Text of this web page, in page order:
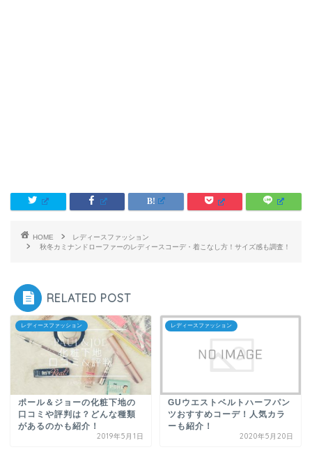
HOME
レディースファッション
秋冬カミナンドローファーのレディースコーデ・着こなし方！サイズ感も調査！
RELATED POST
レディースファッション
ポール＆ジョーの化粧下地の
口コミや評判は？どんな種類
があるのかも紹介！
2019年5月1日
レディースファッション
GUウエストベルトハーフパン
ツおすすめコーデ！人気カラ
ーも紹介！
2020年5月20日